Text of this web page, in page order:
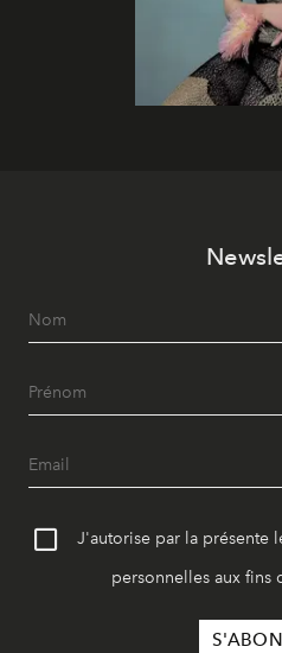
J'autorise par la présente
personnelles aux fins